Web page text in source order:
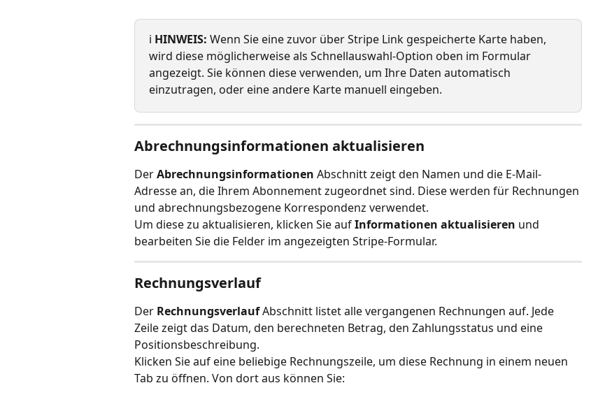
ℹ️ HINWEIS: Wenn Sie eine zuvor über Stripe Link gespeicherte Karte haben,
wird diese möglicherweise als Schnellauswahl-Option oben im Formular
angezeigt. Sie können diese verwenden, um Ihre Daten automatisch
einzutragen, oder eine andere Karte manuell eingeben.
Abrechnungsinformationen aktualisieren
Der Abrechnungsinformationen Abschnitt zeigt den Namen und die E-Mail-
Adresse an, die Ihrem Abonnement zugeordnet sind. Diese werden für Rechnungen
und abrechnungsbezogene Korrespondenz verwendet.
Um diese zu aktualisieren, klicken Sie auf Informationen aktualisieren und
bearbeiten Sie die Felder im angezeigten Stripe-Formular.
Rechnungsverlauf
Der Rechnungsverlauf Abschnitt listet alle vergangenen Rechnungen auf. Jede
Zeile zeigt das Datum, den berechneten Betrag, den Zahlungsstatus und eine
Positionsbeschreibung.
Klicken Sie auf eine beliebige Rechnungszeile, um diese Rechnung in einem neuen
Tab zu öffnen. Von dort aus können Sie: